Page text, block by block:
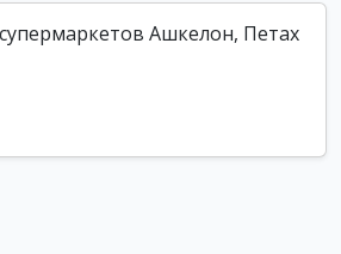
Ашкелон, Петах